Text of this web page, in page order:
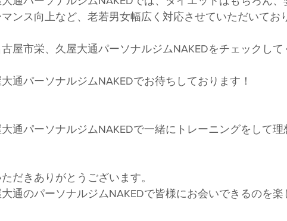
ンス向上など、老若男女幅広く対応させていただいてお
屋市栄、久屋大通パーソナルジムNAKEDをチェックして
通パーソナルジムNAKEDでお待ちしております！
通パーソナルジムNAKEDで一緒にトレーニングをして理
だきありがとうございます。
通のパーソナルジムNAKEDで皆様にお会いできるのを楽